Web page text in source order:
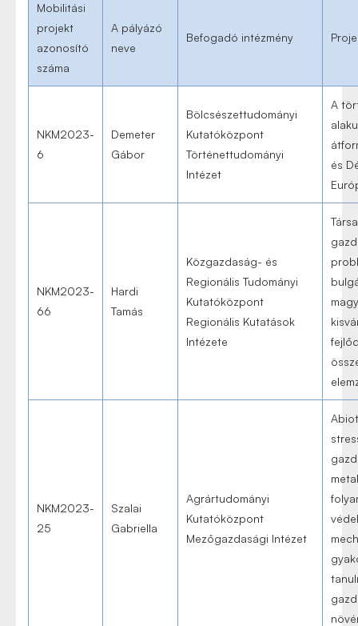
Mobilitási
projekt
azonosító
száma
A pályázó
neve
Befogadó intézmény
NKM2023-
6
Demeter
Gábor
Bölcsészettudományi
Kutatóközpont
Történettudományi
Intézet
A
és
NKM2023-
66
Hardi
Tamás
Közgazdaság- és
Regionális Tudományi
Kutatóközpont
Regionális Kutatások
Intézete
NKM2023-
25
Szalai
Gabriella
Agrártudományi
Kutatóközpont
Mezőgazdasági Intézet